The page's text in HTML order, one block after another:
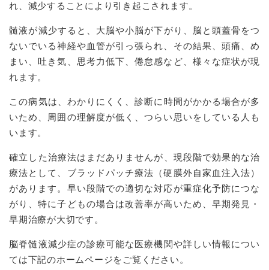
れ、減少することにより引き起こされます。
​髄液が減少すると、大脳や小脳が下がり、脳と頭蓋骨をつ
ないでいる神経や血管が引っ張られ、その結果、頭痛、め
まい、吐き気、思考力低下、倦怠感など、様々な症状が現
れます。
​この病気は、わかりにくく、診断に時間がかかる場合が多
いため、周囲の理解度が低く、つらい思いをしている人も
います。
​確立した治療法はまだありませんが、現段階で効果的な治
療法として、ブラッドパッチ療法（硬膜外自家血注入法）
があります。早い段階での適切な対応が重症化予防につな
がり、特に子どもの場合は改善率が高いため、早期発見・
早期治療が大切です。
​脳脊髄液減少症の診療可能な医療機関や詳しい情報につい
ては下記のホームページをご覧ください。